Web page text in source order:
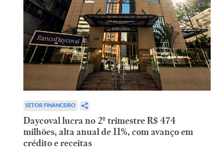
SETOR FINANCEIRO
Daycoval lucra no 2º trimestre R$ 474
milhões, alta anual de 11%, com avanço em
crédito e receitas